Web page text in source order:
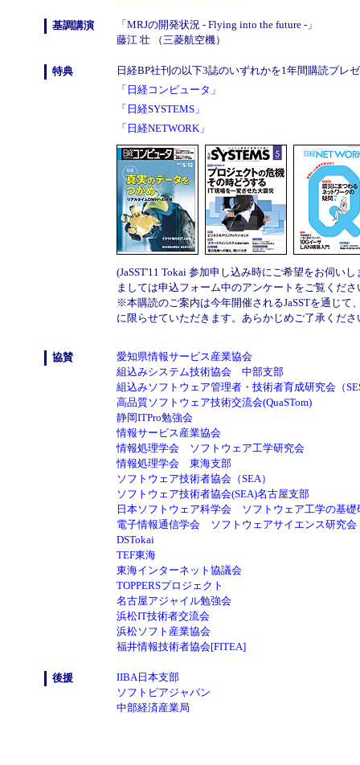
基調講演
「MRJの開発状況 - Flying into the future -」
藤江 壮 （三菱航空機）
特典
日経BP社刊の以下3誌のいずれかを1年間購読プレ
「日経コンピュータ」
「日経SYSTEMS」
「日経NETWORK」
(JaSST'11 Tokai 参加申し込み時にご希望をお伺い
ましては申込フォーム中のアンケートをご覧くださ
※本購読のご案内は今年開催されるJaSSTを通じて
に限らせていただきます。あらかじめご了承くださ
協賛
愛知県情報サービス産業協会
組込みシステム技術協会 中部支部
組込みソフトウェア管理者・技術者育成研究会（
高品質ソフトウェア技術交流会(QuaSTom)
静岡ITPro勉強会
情報サービス産業協会
情報処理学会 ソフトウェア工学研究会
情報処理学会 東海支部
ソフトウェア技術者協会（SEA）
ソフトウェア技術者協会(SEA)名古屋支部
日本ソフトウェア科学会 ソフトウェア工学の基礎
電子情報通信学会 ソフトウェアサイエンス研究会
DSTokai
TEF東海
東海インターネット協議会
TOPPERSプロジェクト
名古屋アジャイル勉強会
浜松IT技術者交流会
浜松ソフト産業協会
福井情報技術者協会[FITEA]
後援
IIBA日本支部
ソフトピアジャパン
中部経済産業局